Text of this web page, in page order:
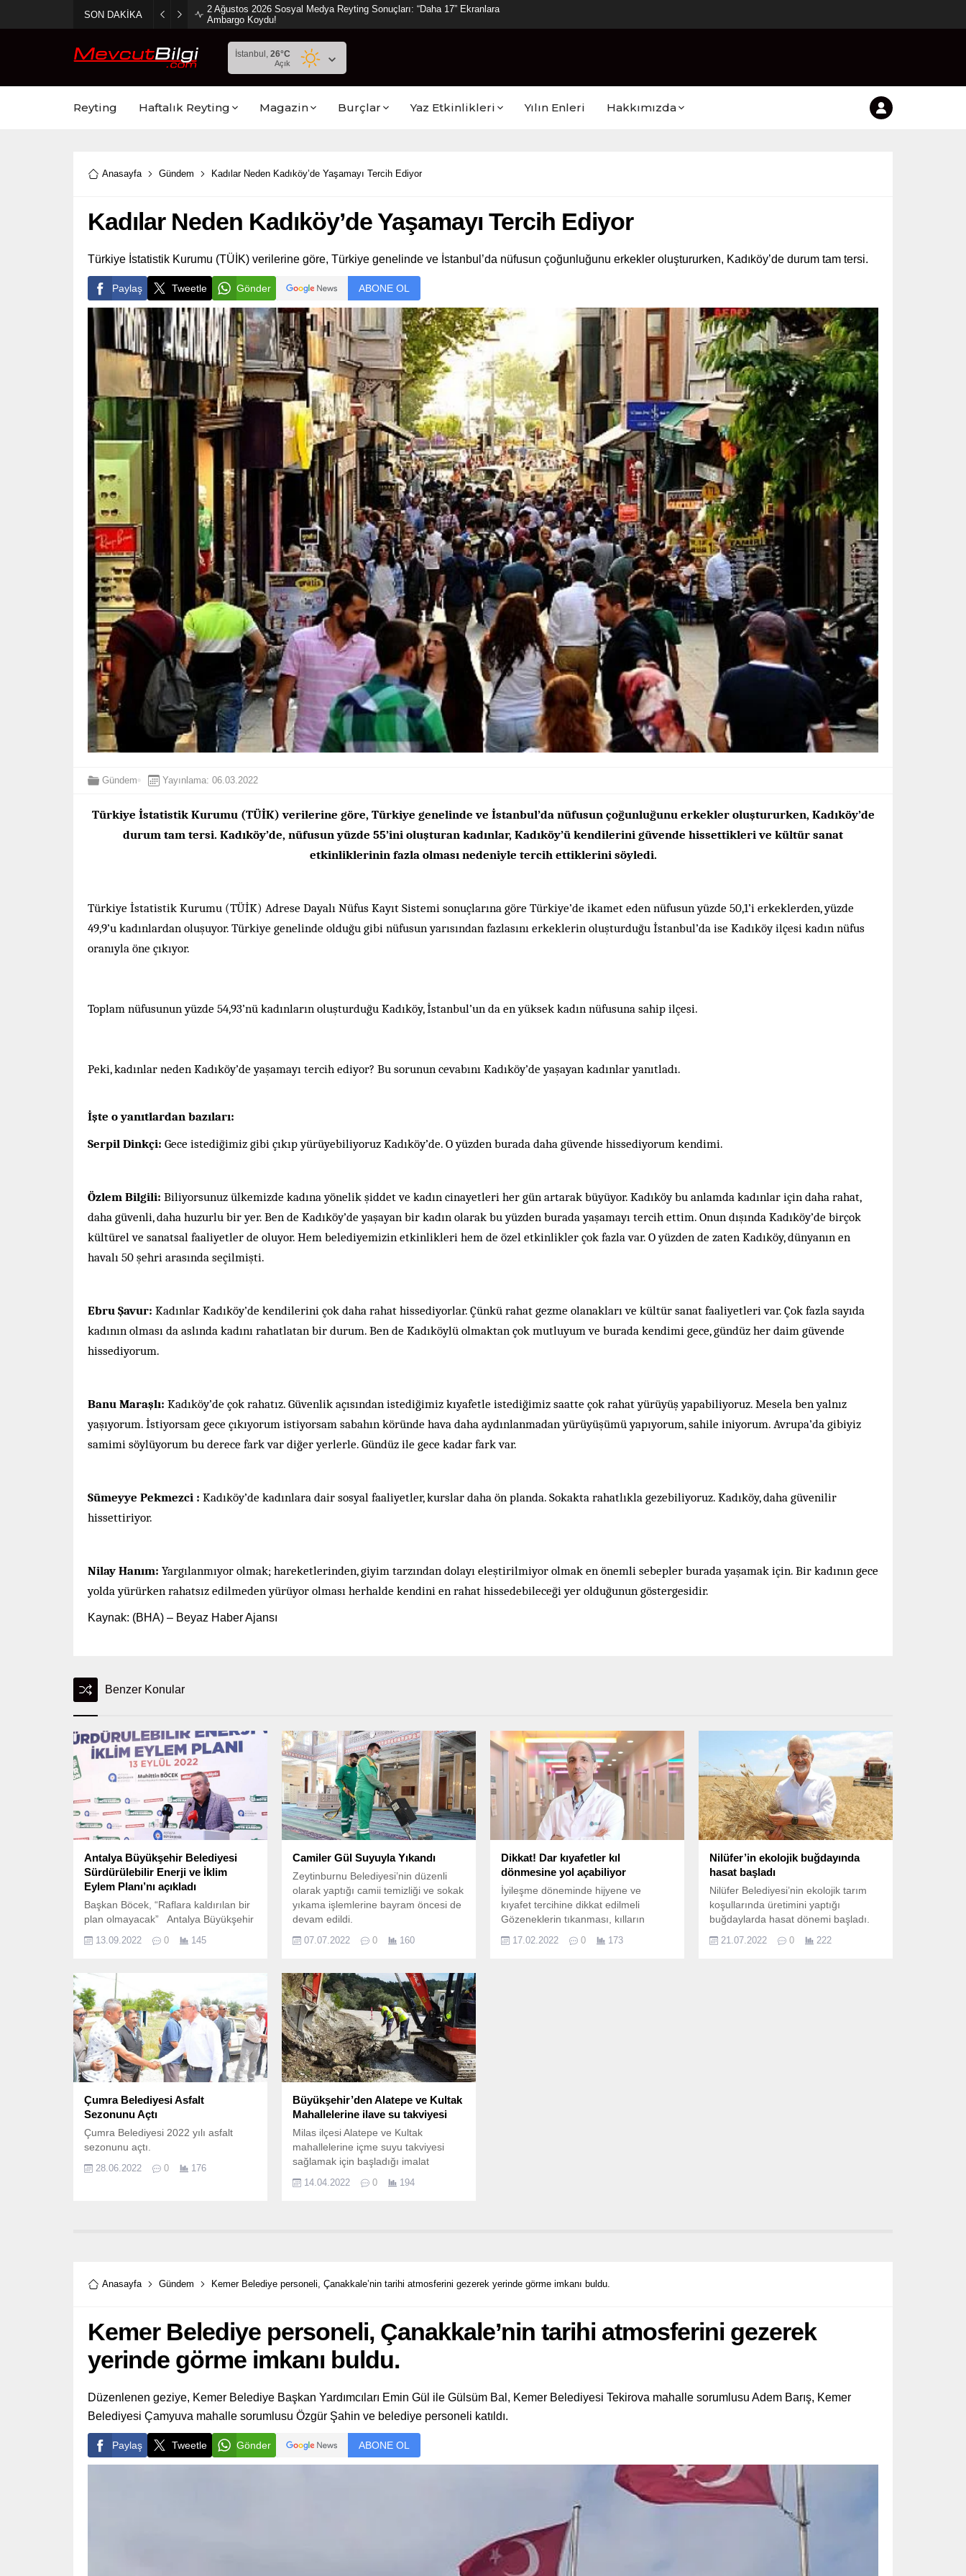
SON DAKİKA
2 Ağustos 2026 Sosyal Medya Reyting Sonuçları: “Daha 17” Ekranlara
Ambargo Koydu!
İstanbul, 26°C
Açık
Reyting Haftalık Reyting Magazin Burçlar Yaz Etkinlikleri Yılın Enleri Hakkımızda
Anasayfa Gündem Kadılar Neden Kadıköy’de Yaşamayı Tercih Ediyor
Kadılar Neden Kadıköy’de Yaşamayı Tercih Ediyor
Türkiye İstatistik Kurumu (TÜİK) verilerine göre, Türkiye genelinde ve İstanbul’da nüfusun çoğunluğunu erkekler oluştururken, Kadıköy’de durum tam tersi.
Paylaş Tweetle Gönder ABONE OL
Gündem Yayınlama: 06.03.2022
Türkiye İstatistik Kurumu (TÜİK) verilerine göre, Türkiye genelinde ve İstanbul’da nüfusun çoğunluğunu erkekler oluştururken, Kadıköy’de
durum tam tersi. Kadıköy’de, nüfusun yüzde 55’ini oluşturan kadınlar, Kadıköy’ü kendilerini güvende hissettikleri ve kültür sanat
etkinliklerinin fazla olması nedeniyle tercih ettiklerini söyledi.
Türkiye İstatistik Kurumu (TÜİK) Adrese Dayalı Nüfus Kayıt Sistemi sonuçlarına göre Türkiye’de ikamet eden nüfusun yüzde 50,1’i erkeklerden, yüzde
49,9’u kadınlardan oluşuyor. Türkiye genelinde olduğu gibi nüfusun yarısından fazlasını erkeklerin oluşturduğu İstanbul’da ise Kadıköy ilçesi kadın nüfus
oranıyla öne çıkıyor.
Toplam nüfusunun yüzde 54,93’nü kadınların oluşturduğu Kadıköy, İstanbul’un da en yüksek kadın nüfusuna sahip ilçesi.
Peki, kadınlar neden Kadıköy’de yaşamayı tercih ediyor? Bu sorunun cevabını Kadıköy’de yaşayan kadınlar yanıtladı.
İşte o yanıtlardan bazıları:
Serpil Dinkçi: Gece istediğimiz gibi çıkıp yürüyebiliyoruz Kadıköy’de. O yüzden burada daha güvende hissediyorum kendimi.
Özlem Bilgili: Biliyorsunuz ülkemizde kadına yönelik şiddet ve kadın cinayetleri her gün artarak büyüyor. Kadıköy bu anlamda kadınlar için daha rahat,
daha güvenli, daha huzurlu bir yer. Ben de Kadıköy’de yaşayan bir kadın olarak bu yüzden burada yaşamayı tercih ettim. Onun dışında Kadıköy’de birçok
kültürel ve sanatsal faaliyetler de oluyor. Hem belediyemizin etkinlikleri hem de özel etkinlikler çok fazla var. O yüzden de zaten Kadıköy, dünyanın en
havalı 50 şehri arasında seçilmişti.
Ebru Şavur: Kadınlar Kadıköy’de kendilerini çok daha rahat hissediyorlar. Çünkü rahat gezme olanakları ve kültür sanat faaliyetleri var. Çok fazla sayıda
kadının olması da aslında kadını rahatlatan bir durum. Ben de Kadıköylü olmaktan çok mutluyum ve burada kendimi gece, gündüz her daim güvende
hissediyorum.
Banu Maraşlı: Kadıköy’de çok rahatız. Güvenlik açısından istediğimiz kıyafetle istediğimiz saatte çok rahat yürüyüş yapabiliyoruz. Mesela ben yalnız
yaşıyorum. İstiyorsam gece çıkıyorum istiyorsam sabahın köründe hava daha aydınlanmadan yürüyüşümü yapıyorum, sahile iniyorum. Avrupa’da gibiyiz
samimi söylüyorum bu derece fark var diğer yerlerle. Gündüz ile gece kadar fark var.
Sümeyye Pekmezci : Kadıköy’de kadınlara dair sosyal faaliyetler, kurslar daha ön planda. Sokakta rahatlıkla gezebiliyoruz. Kadıköy, daha güvenilir
hissettiriyor.
Nilay Hanım: Yargılanmıyor olmak; hareketlerinden, giyim tarzından dolayı eleştirilmiyor olmak en önemli sebepler burada yaşamak için. Bir kadının gece
yolda yürürken rahatsız edilmeden yürüyor olması herhalde kendini en rahat hissedebileceği yer olduğunun göstergesidir.
Kaynak: (BHA) – Beyaz Haber Ajansı
Benzer Konular
Antalya Büyükşehir Belediyesi
Sürdürülebilir Enerji ve İklim
Eylem Planı’nı açıkladı
Başkan Böcek, “Raflara kaldırılan bir
plan olmayacak” Antalya Büyükşehir
Büyükşehir Belediyesi tarafından
İklim Eylem Planı”nı açıkladı.
13.09.2022 0 145
Camiler Gül Suyuyla Yıkandı
Zeytinburnu Belediyesi’nin düzenli
olarak yaptığı camii temizliği ve sokak
yıkama işlemlerine bayram öncesi de
devam edildi.
07.07.2022 0 160
Dikkat! Dar kıyafetler kıl
dönmesine yol açabiliyor
İyileşme döneminde hijyene ve
kıyafet tercihine dikkat edilmeli
Gözeneklerin tıkanması, kılların
yol açıyor.
17.02.2022 0 173
Nilüfer’in ekolojik buğdayında
hasat başladı
Nilüfer Belediyesi’nin ekolojik tarım
koşullarında üretimini yaptığı
buğdaylarda hasat dönemi başladı.
21.07.2022 0 222
Çumra Belediyesi Asfalt
Sezonunu Açtı
Çumra Belediyesi 2022 yılı asfalt
sezonunu açtı.
28.06.2022 0 176
Büyükşehir’den Alatepe ve Kultak
Mahallelerine ilave su takviyesi
Milas ilçesi Alatepe ve Kultak
mahallelerine içme suyu takviyesi
sağlamak için başladığı imalat
Büyükşehir Belediyesi MUSKİ Genel
14.04.2022 0 194
Anasayfa Gündem Kemer Belediye personeli, Çanakkale’nin tarihi atmosferini gezerek yerinde görme imkanı buldu.
Kemer Belediye personeli, Çanakkale’nin tarihi atmosferini gezerek
yerinde görme imkanı buldu.
Düzenlenen geziye, Kemer Belediye Başkan Yardımcıları Emin Gül ile Gülsüm Bal, Kemer Belediyesi Tekirova mahalle sorumlusu Adem Barış, Kemer
Belediyesi Çamyuva mahalle sorumlusu Özgür Şahin ve belediye personeli katıldı.
Paylaş Tweetle Gönder ABONE OL